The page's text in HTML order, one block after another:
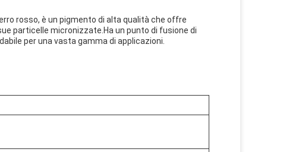
rosso, è un pigmento di alta qualità che offre
particelle micronizzate.Ha un punto di fusione di
per una vasta gamma di applicazioni.